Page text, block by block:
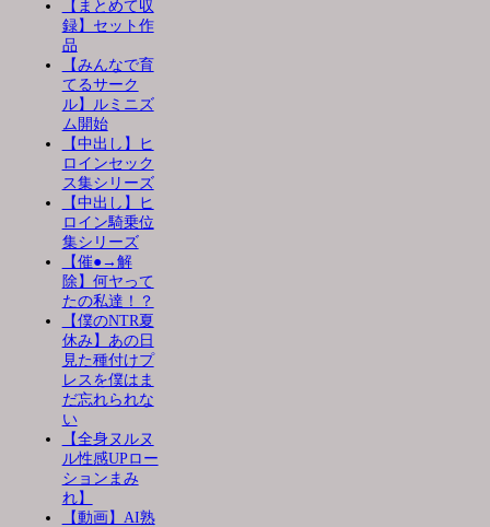
【まとめて収
録】セット作
品
【みんなで育
てるサーク
ル】ルミニズ
ム開始
【中出し】ヒ
ロインセック
ス集シリーズ
【中出し】ヒ
ロイン騎乗位
集シリーズ
【催●→解
除】何ヤって
たの私達！？
【僕のNTR夏
休み】あの日
見た種付けプ
レスを僕はま
だ忘れられな
い
【全身ヌルヌ
ル性感UPロー
ションまみ
れ】
【動画】AI熟